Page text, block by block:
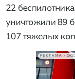
22
уничтожили 89
107 тяжелых
РЕКЛАМА •